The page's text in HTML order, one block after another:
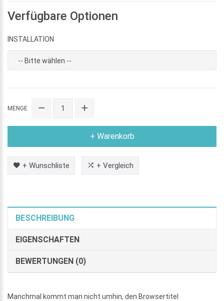
Verfügbare Optionen
INSTALLATION
MENGE
+ Warenkorb
+ Wunschliste + Vergleich
BESCHREIBUNG
EIGENSCHAFTEN
BEWERTUNGEN (0)
Manchmal kommt man nicht umhin, den Browsertitel